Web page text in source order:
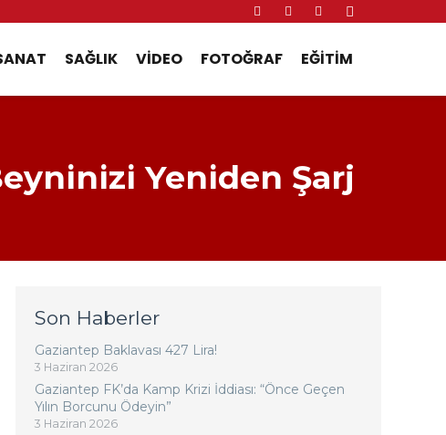
SAĞLIK VIDEO FOTOĞRAF EĞITIM
Yeniden Şarj
Son Haberler
Gaziantep Baklavası 427 Lira!
3 Haziran 2026
Gaziantep FK’da Kamp Krizi İddiası: “Önce Geçen
Yılın Borcunu Ödeyin”
3 Haziran 2026